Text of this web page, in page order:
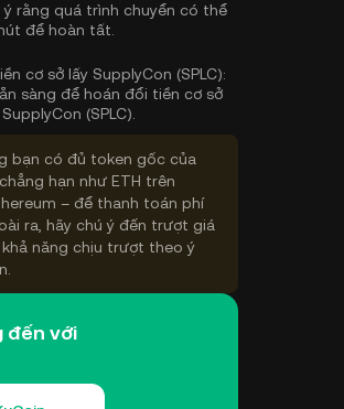
ý rằng quá trình chuyển có thể
để hoàn tất.
cơ sở lấy SupplyCon (SPLC):
sàng để hoán đổi tiền cơ sở
(SPLC).
bạn có đủ token gốc của
hạn như ETH trên
– để thanh toán phí
ra, hãy chú ý đến trượt giá
năng chịu trượt theo ý
đến với